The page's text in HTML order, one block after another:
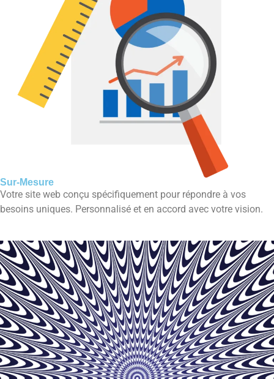
Sur-Mesure
Votre site web conçu spécifiquement pour répondre à vos
besoins uniques. Personnalisé et en accord avec votre vision.